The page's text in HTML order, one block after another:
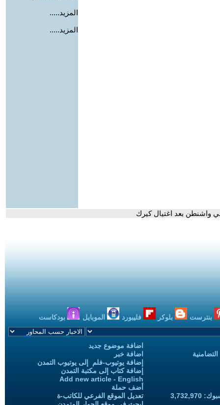
المزيد.....
المزيد.....
واشنطن بعد اغتيال كيرك
بنترست بلوكر فليبورد الموبايل بودكاست
اضافة موضوع جديد
اضافة خبر
إضافة يوتيوب-فلم إلى يوتيوب التمدن
إضافة كتاب إلى مكتبة التمدن
Add new article - English
أضف حملة
تعديل الموقع الفرعي للكاتب-ة